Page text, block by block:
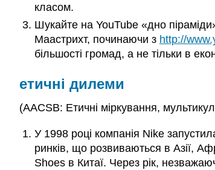
класом.
Шукайте на YouTube «дно
Маастрихт, починаючи з http://
більшості громад, а не тільки в
етичні дилеми
(AACSB: Етичні міркування,
У 1998 році компанія Nike
ринків, що розвиваються в Азії,
Shoes в Китаї. Через рік,